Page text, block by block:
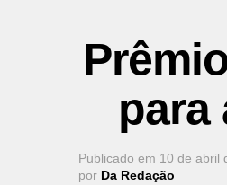
para
Publicado em 10 de abril
por Da Redação